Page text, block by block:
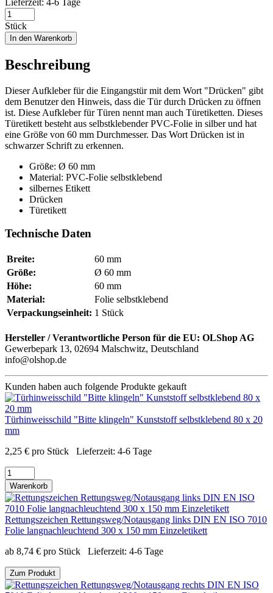
Stück
In den Warenkorb
Beschreibung
Dieser Aufkleber für die Eingangstür mit dem Wort "Drücken" gibt
dem Benutzer den Hinweis, dass die Tür durch Drücken zu öffnen
ist. Diese Aufkleber für Türen nennt man auch Türetiketten. Dieses
Türetikett besteht aus selbstklebender PVC-Folie in silber und hat
eine Größe von 60 mm Durchmesser. Das Wort Drücken ist in
schwarzer Schrift zu erkennen.
Größe: Ø 60 mm
Material: PVC-Folie selbstklebend
silbernes Etikett
Drücken
Türetikett
Technische Daten
Breite:
60 mm
Größe:
Ø 60 mm
Höhe:
60 mm
Material:
Folie selbstklebend
Verpackungseinheit: 1 Stück
Hersteller / Verantwortliche Person für die EU: OLShop AG
Gewerbepark 13, 02694 Malschwitz, Deutschland
info@olshop.de
Kunden haben auch folgende Produkte gekauft
Türhinweisschild "Bitte klingeln" Kunststoff selbstklebend 80 x 20
mm
2,25 € pro Stück Lieferzeit: 4-6 Tage
Warenkorb
Rettungszeichen Rettungsweg/Notausgang links DIN EN ISO 7010
Folie langnachleuchtend 300 x 150 mm Einzeletikett
ab 8,74 € pro Stück Lieferzeit: 4-6 Tage
Zum Produkt